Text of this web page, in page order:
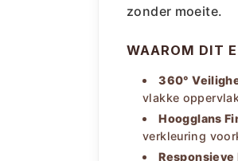
zonder moeite.
WAAROM DIT
360°
vlakke
Hoogglans
verkleuring
Responsieve